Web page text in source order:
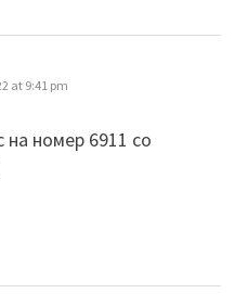
at 9:41 pm
на номер 6911 со